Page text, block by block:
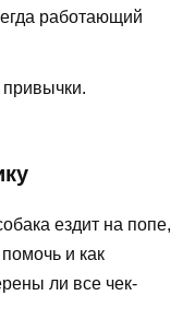
работающий
привычки.
ездит на попе,
и как
ли все чек-